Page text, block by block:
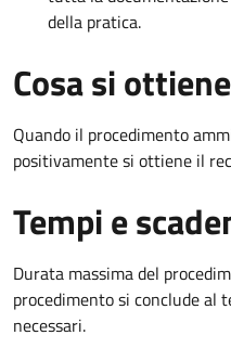
della pratica.
Cosa si ottiene
Quando il procedimento
positivamente si ottiene il
Tempi e
Durata massima del
procedimento si conclude al
necessari.